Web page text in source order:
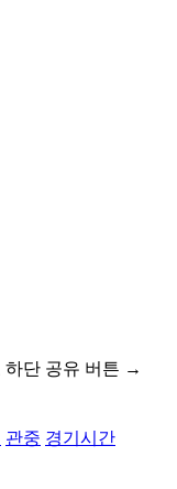
하단 공유 버튼 →
관중 경기시간